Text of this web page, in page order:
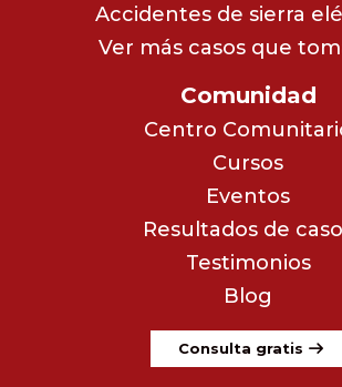
Accidentes de sierra
Ver más casos que
Comunidad
Centro
Cursos
Eventos
Resultados de
Testimonios
Blog
Consulta gratis